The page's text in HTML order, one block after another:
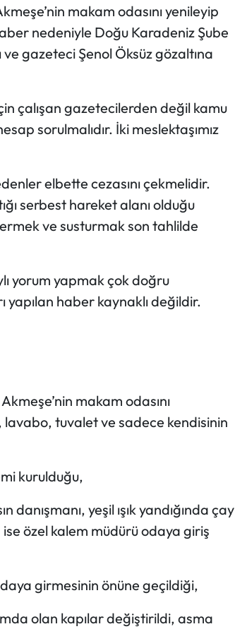
makam odasını yenileyip
nedeniyle Doğu Karadeniz Şube
gazeteci Şenol Öksüz gözaltına
çalışan gazetecilerden değil kamu
sorulmalıdır. İki meslektaşımız
elbette cezasını çekmelidir.
serbest hareket alanı olduğu
ve susturmak son tahlilde
yorum yapmak çok doğru
yapılan haber kaynaklı değildir.
makam odasını
lavabo, tuvalet ve sadece kendisinin
kurulduğu,
danışmanı, yeşil ışık yandığında çay
ise özel kalem müdürü odaya giriş
girmesinin önüne geçildiği,
olan kapılar değiştirildi, asma